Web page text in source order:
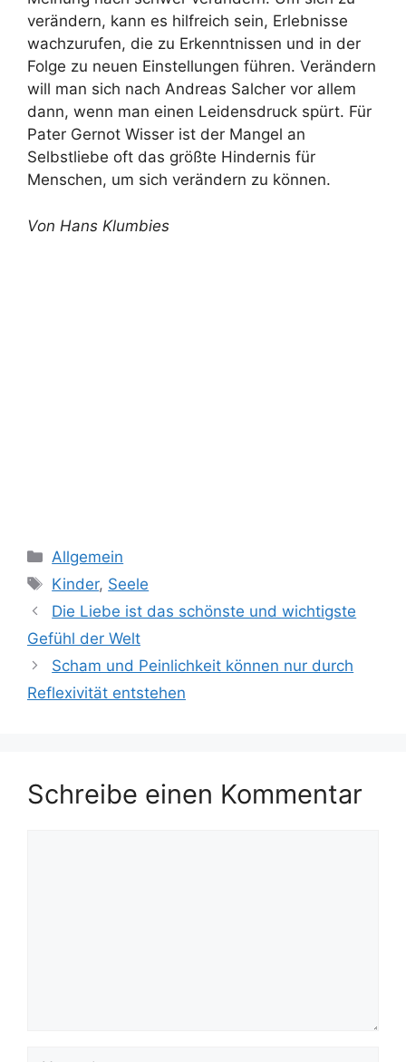
verändern, kann es hilfreich sein, Erlebnisse
wachzurufen, die zu Erkenntnissen und in der
Folge zu neuen Einstellungen führen. Verändern
will man sich nach Andreas Salcher vor allem
dann, wenn man einen Leidensdruck spürt. Für
Pater Gernot Wisser ist der Mangel an
Selbstliebe oft das größte Hindernis für
Menschen, um sich verändern zu können.
Von Hans Klumbies
Kategorien
Allgemein
Schlagwörter
Kinder, Seele
Die Liebe ist das schönste und wichtigste
Gefühl der Welt
Scham und Peinlichkeit können nur durch
Reflexivität entstehen
Schreibe einen Kommentar